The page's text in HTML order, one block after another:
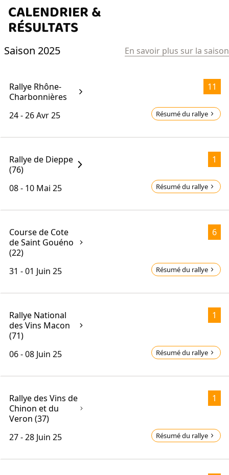
CALENDRIER &
RÉSULTATS
Saison 2025 En savoir plus sur la saison
Rallye Rhône-
Charbonnières
24 - 26Avr 25
11
Résumé du rallye
Rallye de Dieppe
(76)
08 - 10 Mai 25
1
Résumé du rallye
Course de Cote
de Saint Gouéno
(22)
31 - 01 Juin 25
6
Résumé du rallye
Rallye National
des Vins Macon
(71)
06 - 08 Juin 25
1
Résumé du rallye
Rallye des Vins de
Chinon et du
Veron (37)
27 - 28 Juin 25
1
Résumé du rallye